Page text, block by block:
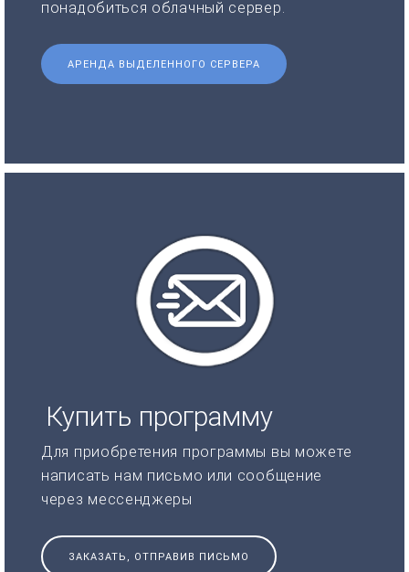
понадобиться облачный сервер.
АРЕНДА ВЫДЕЛЕННОГО СЕРВЕРА
Купить программу
Для приобретения программы вы можете
написать нам письмо или сообщение
через мессенджеры
ЗАКАЗАТЬ, ОТПРАВИВ ПИСЬМО